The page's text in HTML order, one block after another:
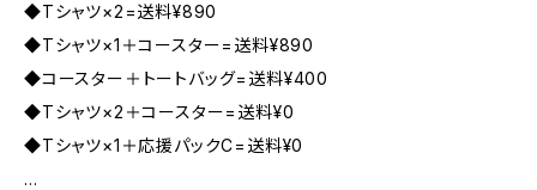
◆Tシャツ×2=送料¥890
◆Tシャツ×1＋コースター=送料¥890
◆コースター＋トートバッグ=送料¥400
◆Tシャツ×2＋コースター=送料¥0
◆Tシャツ×1＋応援パックC=送料¥0
...